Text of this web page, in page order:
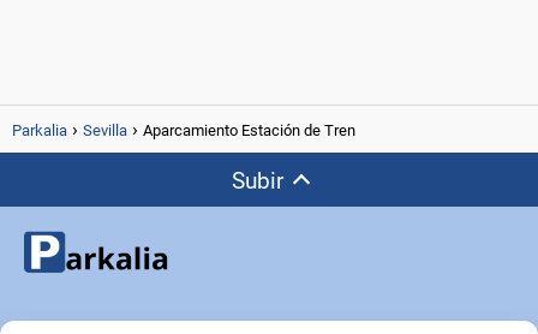
Parkalia Sevilla Aparcamiento Estación de Tren
Subir